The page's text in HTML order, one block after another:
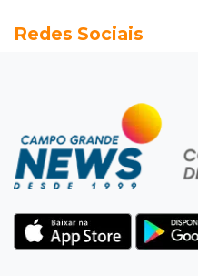
Do 1º prêmio às
Fomento
Com só 1,3% do
indústria de MS pede
TÁON: Materne reúne
famílias
Redes Sociais